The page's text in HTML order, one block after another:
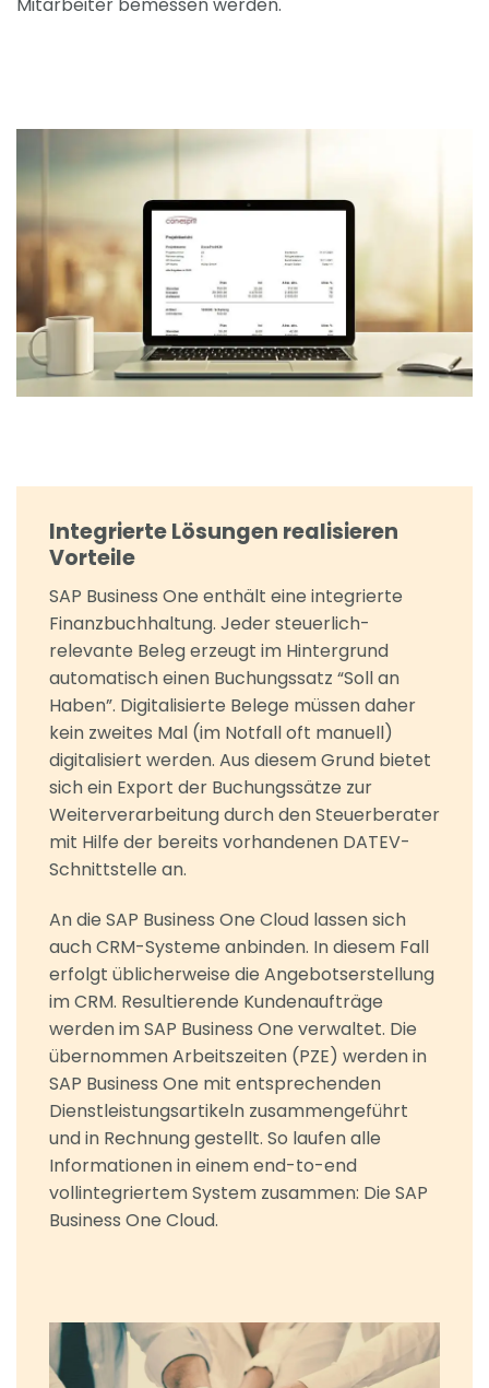
Integrierte Lösungen realisieren
Vorteile
SAP Business One enthält eine integrierte
Finanzbuchhaltung. Jeder steuerlich-
relevante Beleg erzeugt im Hintergrund
automatisch einen Buchungssatz “Soll an
Haben”. Digitalisierte Belege müssen daher
kein zweites Mal (im Notfall oft manuell)
digitalisiert werden. Aus diesem Grund bietet
sich ein Export der Buchungssätze zur
Weiterverarbeitung durch den Steuerberater
mit Hilfe der bereits vorhandenen DATEV-
Schnittstelle an.
An die SAP Business One Cloud lassen sich
auch CRM-Systeme anbinden. In diesem Fall
erfolgt üblicherweise die Angebotserstellung
im CRM. Resultierende Kundenaufträge
werden im SAP Business One verwaltet. Die
übernommen Arbeitszeiten (PZE) werden in
SAP Business One mit entsprechenden
Dienstleistungsartikeln zusammengeführt
und in Rechnung gestellt. So laufen alle
Informationen in einem end-to-end
vollintegriertem System zusammen: Die SAP
Business One Cloud.